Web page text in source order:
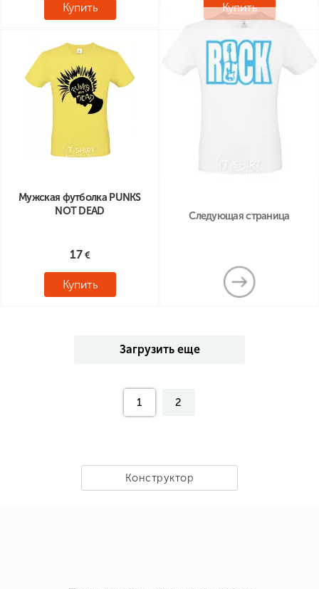
Купить Купить
Мужская футболка PUNKS
NOT DEАD
17
Купить
Следующая страница
Загрузить еще
1 2
Конструктор